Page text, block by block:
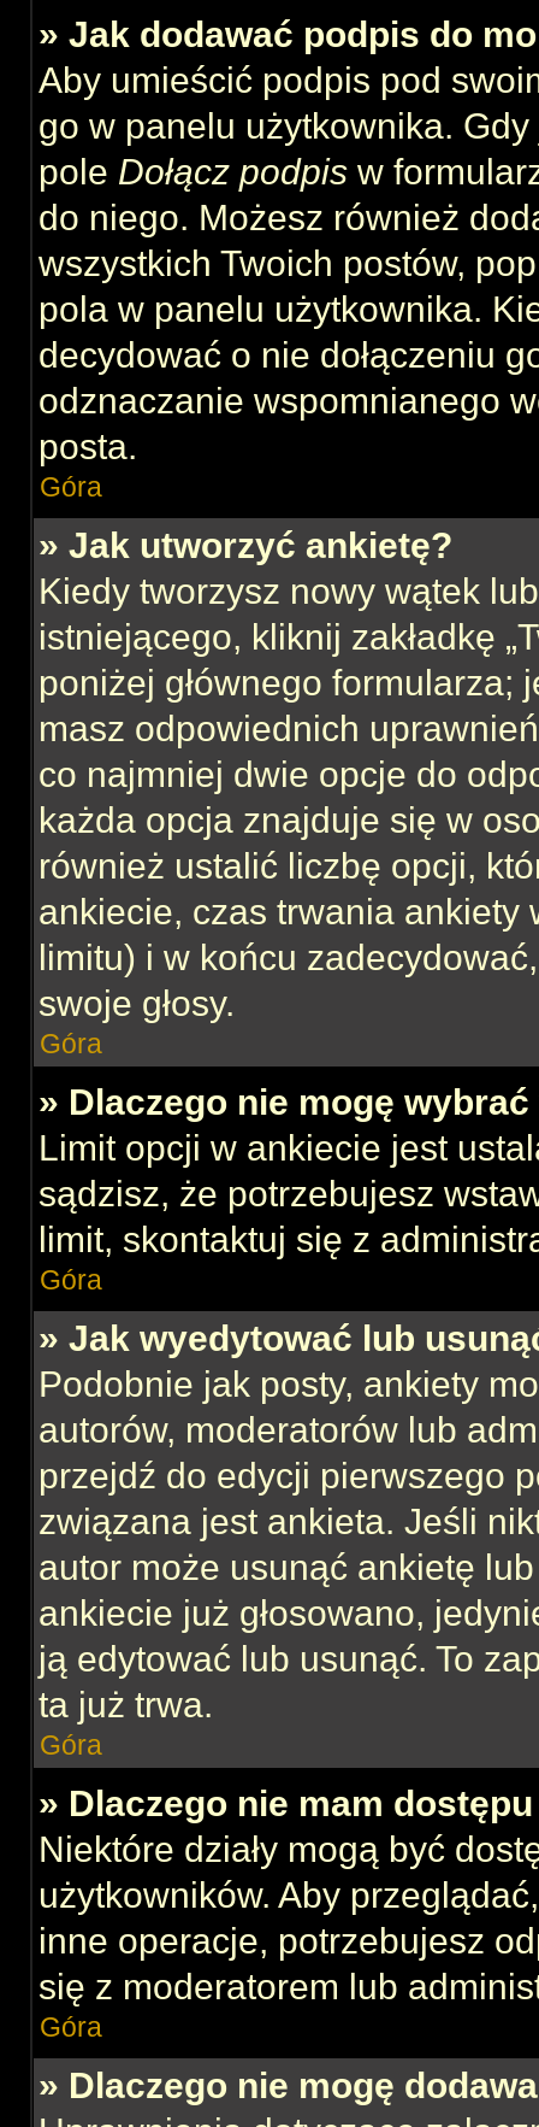
» Jak dodawać podpis do
Aby umieścić podpis pod
go w panelu użytkownika.
pole Dołącz podpis w
do niego. Możesz również
wszystkich Twoich postów,
pola w panelu użytkownika.
decydować o nie dołączeniu
odznaczanie wspomnianego
posta.
Góra
» Jak utworzyć ankietę?
Kiedy tworzysz nowy wątek
istniejącego, kliknij zakładkę
poniżej głównego formularza;
masz odpowiednich
co najmniej dwie opcje do
każda opcja znajduje się w
również ustalić liczbę opcji,
ankiecie, czas trwania ankiety
limitu) i w końcu
swoje głosy.
Góra
» Dlaczego nie mogę
Limit opcji w ankiecie jest
sądzisz, że potrzebujesz
limit, skontaktuj się z
Góra
» Jak wyedytować lub
Podobnie jak posty, ankiety
autorów, moderatorów lub
przejdź do edycji pierwszego
związana jest ankieta. Jeśli
autor może usunąć ankietę
ankiecie już głosowano,
ją edytować lub usunąć. To
ta już trwa.
Góra
» Dlaczego nie mam dostępu
Niektóre działy mogą być
użytkowników. Aby
inne operacje, potrzebujesz
się z moderatorem lub
Góra
» Dlaczego nie mogę